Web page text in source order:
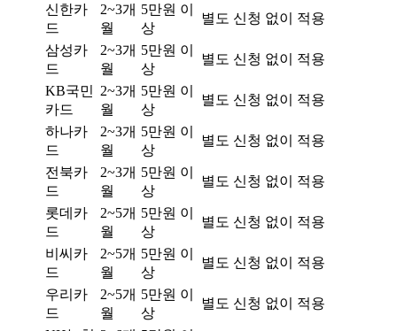
신한카
드
2~3개
월
5만원 이
상
별도 신청 없이 적용
삼성카
드
2~3개
월
5만원 이
상
별도 신청 없이 적용
KB국민
카드
2~3개
월
5만원 이
상
별도 신청 없이 적용
하나카
드
2~3개
월
5만원 이
상
별도 신청 없이 적용
전북카
드
2~3개
월
5만원 이
상
별도 신청 없이 적용
롯데카
드
2~5개
월
5만원 이
상
별도 신청 없이 적용
비씨카
드
2~5개
월
5만원 이
상
별도 신청 없이 적용
우리카
드
2~5개
월
5만원 이
상
별도 신청 없이 적용